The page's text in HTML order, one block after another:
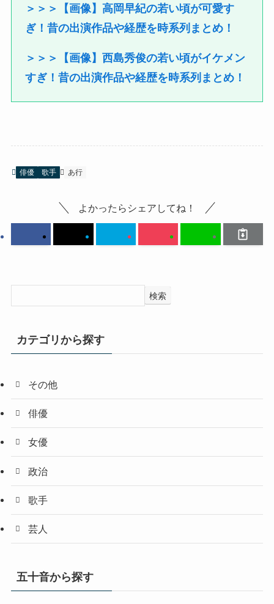
＞＞＞【画像】高岡早紀の若い頃が可愛す
ぎ！昔の出演作品や経歴を時系列まとめ！
＞＞＞【画像】西島秀俊の若い頃がイケメン
すぎ！昔の出演作品や経歴を時系列まとめ！
俳優 歌手 あ行
よかったらシェアしてね！
検索
カテゴリから探す
その他
俳優
女優
政治
歌手
芸人
五十音から探す